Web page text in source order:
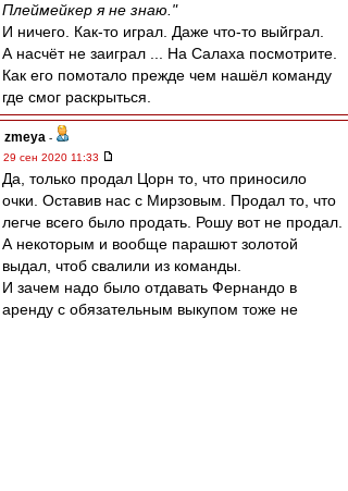
Плеймейкер я не знаю."
И ничего. Как-то играл. Даже что-то выйграл.
А насчёт не заиграл ... На Салаха посмотрите.
Как его помотало прежде чем нашёл команду
где смог раскрыться.
zmeya -
29 сен 2020 11:33
Да, только продал Цорн то, что приносило
очки. Оставив нас с Мирзовым. Продал то, что
легче всего было продать. Рошу вот не продал.
А некоторым и вообще парашют золотой
выдал, чтоб свалили из команды.
И зачем надо было отдавать Фернандо в
аренду с обязательным выкупом тоже не